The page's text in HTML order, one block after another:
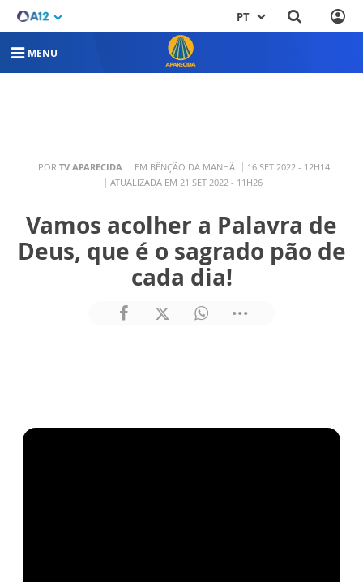
PT
MENU
POR TV APARECIDA EM BÊNÇÃO DA MANHÃ
16 SET 2022 - 12H14
ATUALIZADA EM 21 SET 2022 - 11H26
Vamos acolher a Palavra de
Deus, que é o sagrado pão de
cada dia!